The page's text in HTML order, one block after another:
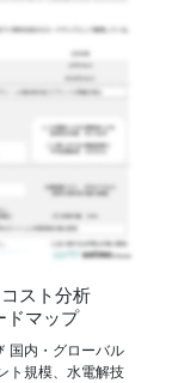
スト分析
ドマップ
国内・グローバル
ト規模、水電解技